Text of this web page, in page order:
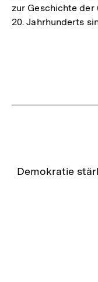
zur Geschichte der
20. Jahrhunderts
Zur
Demokratie